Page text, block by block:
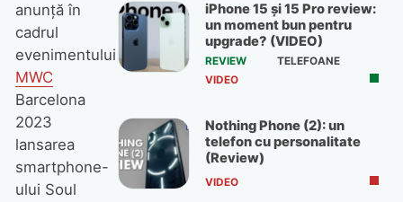
anunță în
cadrul
evenimentului
MWC
Barcelona
2023
lansarea
smartphone-
ului Soul
iPhone 15 și 15 Pro review:
un moment bun pentru
upgrade? (VIDEO)
REVIEW
TELEFOANE
VIDEO
Nothing Phone (2): un
telefon cu personalitate
(Review)
VIDEO